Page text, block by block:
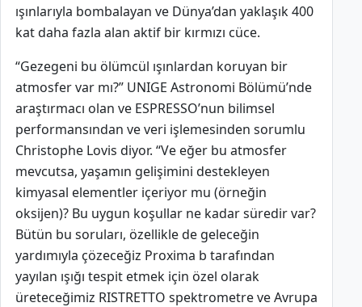
ışınlarıyla bombalayan ve Dünya’dan yaklaşık 400
kat daha fazla alan aktif bir kırmızı cüce.
“Gezegeni bu ölümcül ışınlardan koruyan bir
atmosfer var mı?” UNIGE Astronomi Bölümü’nde
araştırmacı olan ve ESPRESSO’nun bilimsel
performansından ve veri işlemesinden sorumlu
Christophe Lovis diyor. “Ve eğer bu atmosfer
mevcutsa, yaşamın gelişimini destekleyen
kimyasal elementler içeriyor mu (örneğin
oksijen)? Bu uygun koşullar ne kadar süredir var?
Bütün bu soruları, özellikle de geleceğin
yardımıyla çözeceğiz Proxima b tarafından
yayılan ışığı tespit etmek için özel olarak
üreteceğimiz RISTRETTO spektrometre ve Avrupa